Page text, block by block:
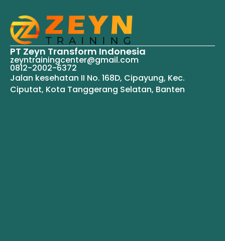
PT Zeyn Transform Indonesia
zeyntrainingcenter@gmail.com
0812-2002-6372
Jalan kesehatan II No. 168D, Cipayung, Kec.
Ciputat, Kota Tanggerang Selatan, Banten